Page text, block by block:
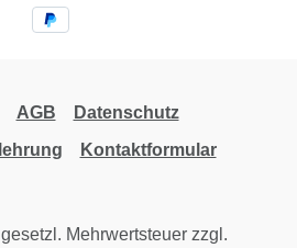
AGB
Datenschutz
Kontaktformular
Mehrwertsteuer zzgl.